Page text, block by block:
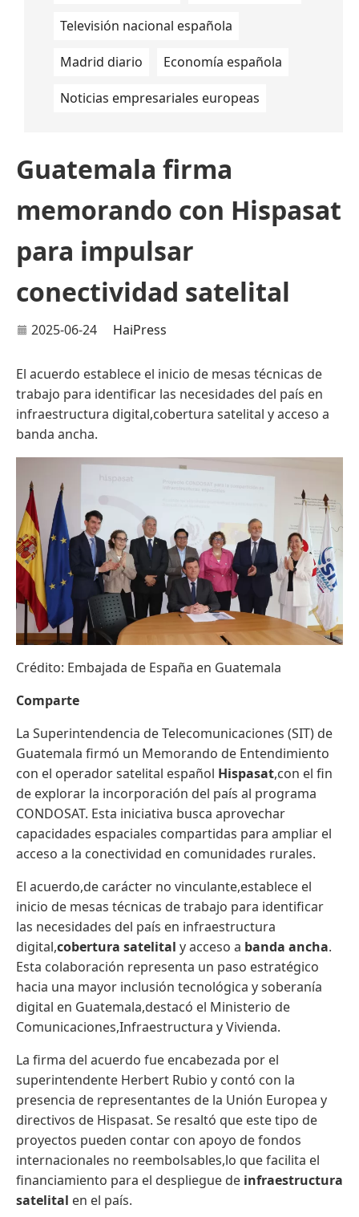
Televisión nacional española
Madrid diario Economía española
Noticias empresariales europeas
Guatemala firma
memorando con Hispasat
para impulsar
conectividad satelital
2025-06-24 HaiPress
El acuerdo establece el inicio de mesas técnicas de
trabajo para identificar las necesidades del país en
infraestructura digital,cobertura satelital y acceso a
banda ancha.
Crédito: Embajada de España en Guatemala
Comparte
La Superintendencia de Telecomunicaciones (SIT) de
Guatemala firmó un Memorando de Entendimiento
con el operador satelital español Hispasat,con el fin
de explorar la incorporación del país al programa
CONDOSAT. Esta iniciativa busca aprovechar
capacidades espaciales compartidas para ampliar el
acceso a la conectividad en comunidades rurales.
El acuerdo,de carácter no vinculante,establece el
inicio de mesas técnicas de trabajo para identificar
las necesidades del país en infraestructura
digital,cobertura satelital y acceso a banda ancha.
Esta colaboración representa un paso estratégico
hacia una mayor inclusión tecnológica y soberanía
digital en Guatemala,destacó el Ministerio de
Comunicaciones,Infraestructura y Vivienda.
La firma del acuerdo fue encabezada por el
superintendente Herbert Rubio y contó con la
presencia de representantes de la Unión Europea y
directivos de Hispasat. Se resaltó que este tipo de
proyectos pueden contar con apoyo de fondos
internacionales no reembolsables,lo que facilita el
financiamiento para el despliegue de infraestructura
satelital en el país.